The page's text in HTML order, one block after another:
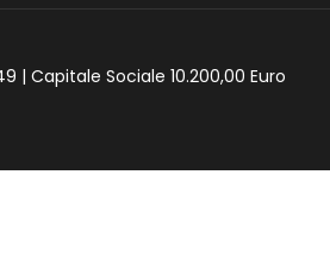
| Capitale Sociale 10.200,00 Euro